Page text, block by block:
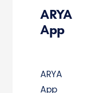
ARYA
App
ARYA
App